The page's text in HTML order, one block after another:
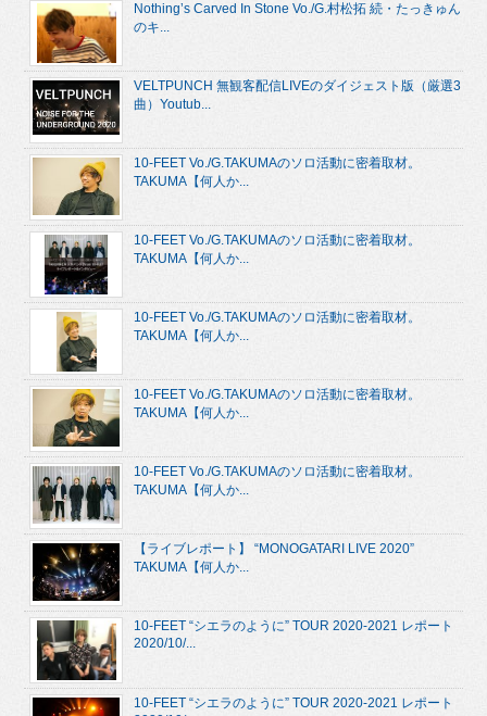
Nothing’s Carved In Stone Vo./G.村松拓 続・たっきゅん
のキ...
VELTPUNCH 無観客配信LIVEのダイジェスト版（厳選3
曲）Youtub...
10-FEET Vo./G.TAKUMAのソロ活動に密着取材。
TAKUMA【何人か...
10-FEET Vo./G.TAKUMAのソロ活動に密着取材。
TAKUMA【何人か...
10-FEET Vo./G.TAKUMAのソロ活動に密着取材。
TAKUMA【何人か...
10-FEET Vo./G.TAKUMAのソロ活動に密着取材。
TAKUMA【何人か...
10-FEET Vo./G.TAKUMAのソロ活動に密着取材。
TAKUMA【何人か...
【ライブレポート】 “MONOGATARI LIVE 2020”
TAKUMA【何人か...
10-FEET “シエラのように” TOUR 2020-2021 レポート
2020/10/...
10-FEET “シエラのように” TOUR 2020-2021 レポート